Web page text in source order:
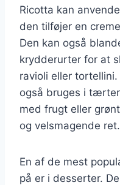
Ricotta kan
den tilføjer en
Den kan også
krydderurter for at
ravioli eller
også bruges i
med frugt eller
og velsmagende ret.
En af de mest
på er i desserter.